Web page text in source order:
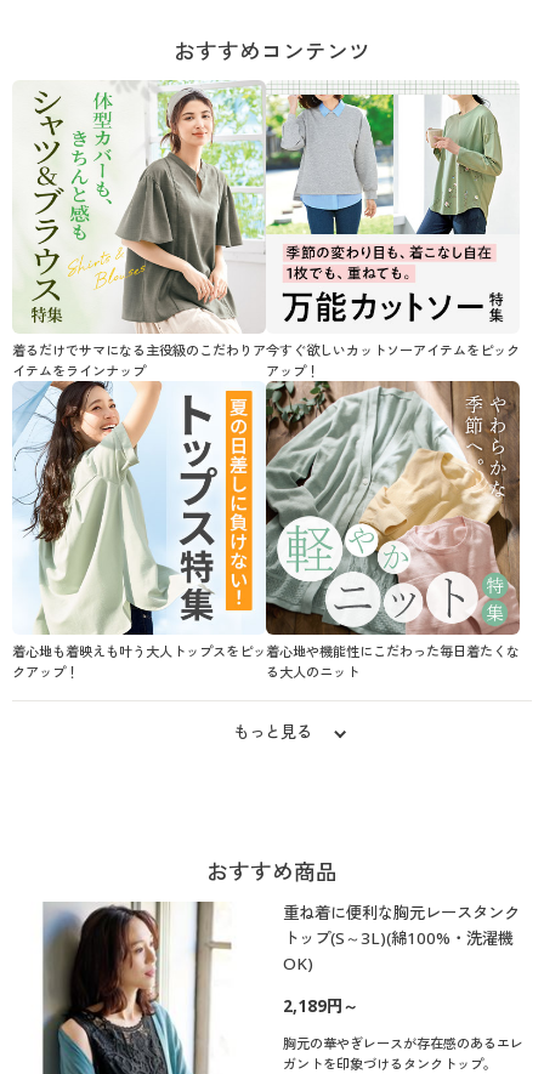
おすすめコンテンツ
着るだけでサマになる主役級のこだわりア
イテムをラインナップ
今すぐ欲しいカットソーアイテムをピック
アップ！
着心地も着映えも叶う大人トップスをピッ
クアップ！
着心地や機能性にこだわった毎日着たくな
る大人のニット
もっと見る
おすすめ商品
重ね着に便利な胸元レースタンク
トップ(S～3L)(綿100%・洗濯機
OK)
2,189円～
胸元の華やぎレースが存在感のあるエレ
ガントを印象づけるタンクトップ。